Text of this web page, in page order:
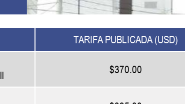
TARIFA PUBLICADA (USD)
$370.00